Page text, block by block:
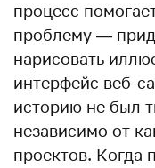
процесс
проблему —
нарисовать
интерфейс веб-
историю не был
независимо от
проектов. Когда